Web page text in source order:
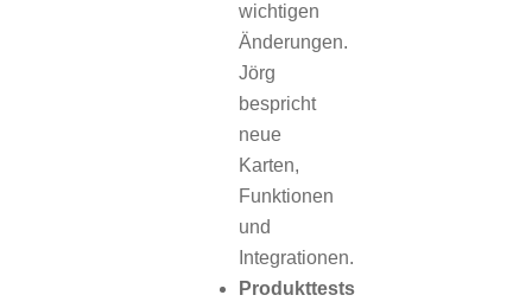
wichtigen
Änderungen.
Jörg
bespricht
neue
Karten,
Funktionen
und
Integrationen.
Produkttests